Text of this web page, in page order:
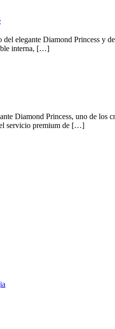
elegante Diamond Princess y
interna, […]
Diamond Princess, uno de los
el servicio premium de […]